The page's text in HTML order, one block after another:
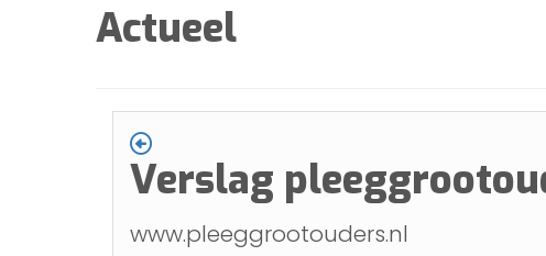
Actueel
Verslag
www.pleeggrootouders.nl